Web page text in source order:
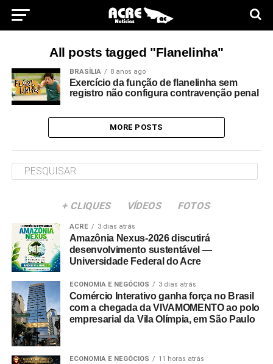
All posts tagged "Flanelinha"
BRASÍLIA 8 anos ago
Exercício da função de flanelinha sem
registro não configura contravenção penal
MORE POSTS
+ CLIQUES VÍDEOS FOTOS
ACRE 3 dias atrás
Amazônia Nexus-2026 discutirá
desenvolvimento sustentável —
Universidade Federal do Acre
ECONOMIA E NEGÓCIOS 3 dias atrás
Comércio Interativo ganha força no Brasil
com a chegada da VIVAMOMENTO ao polo
empresarial da Vila Olímpia, em São Paulo
ECONOMIA E NEGÓCIOS 11 horas atrás